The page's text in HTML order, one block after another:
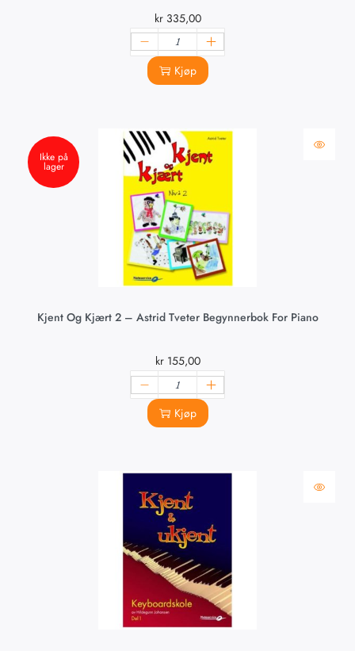
kr335,00
Kjøp
Ikke på
lager
Kjent Og Kjært 2 – Astrid Tveter Begynnerbok For Piano
kr155,00
Kjøp